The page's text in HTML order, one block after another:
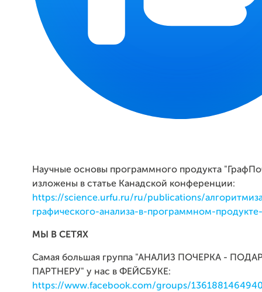
Научные основы программного продукта
изложены в статье Канадской конференции:
https://science.urfu.ru/ru/publications/
графического-анализа-в-программном-
МЫ В СЕТЯХ
Самая большая группа "АНАЛИЗ ПОЧЕРКА -
ПАРТНЕРУ" у нас в ФЕЙСБУКЕ:
https://www.facebook.com/groups/